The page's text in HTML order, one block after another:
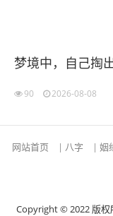
梦境中，自己掏
90 2026-08-08
网站首页 | 八字 | 姻
Copyright © 2022 版权